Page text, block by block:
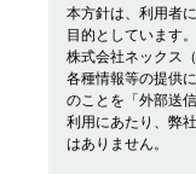
本方針は、利用者
目的としています。
株式会社ネックス
各種情報等の提供
のことを「外部送
利用にあたり、弊
はありません。